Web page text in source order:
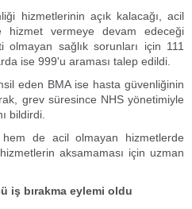
hizmetlerinin açık kalacağı, acil
hizmet vermeye devam edeceği
sağlık sorunları için 111
ise 999'u araması talep edildi.
eden BMA ise hasta güvenliğinin
grev süresince NHS yönetimiyle
bildirdi.
de acil olmayan hizmetlerde
aksamaması için uzman
iş bırakma eylemi oldu